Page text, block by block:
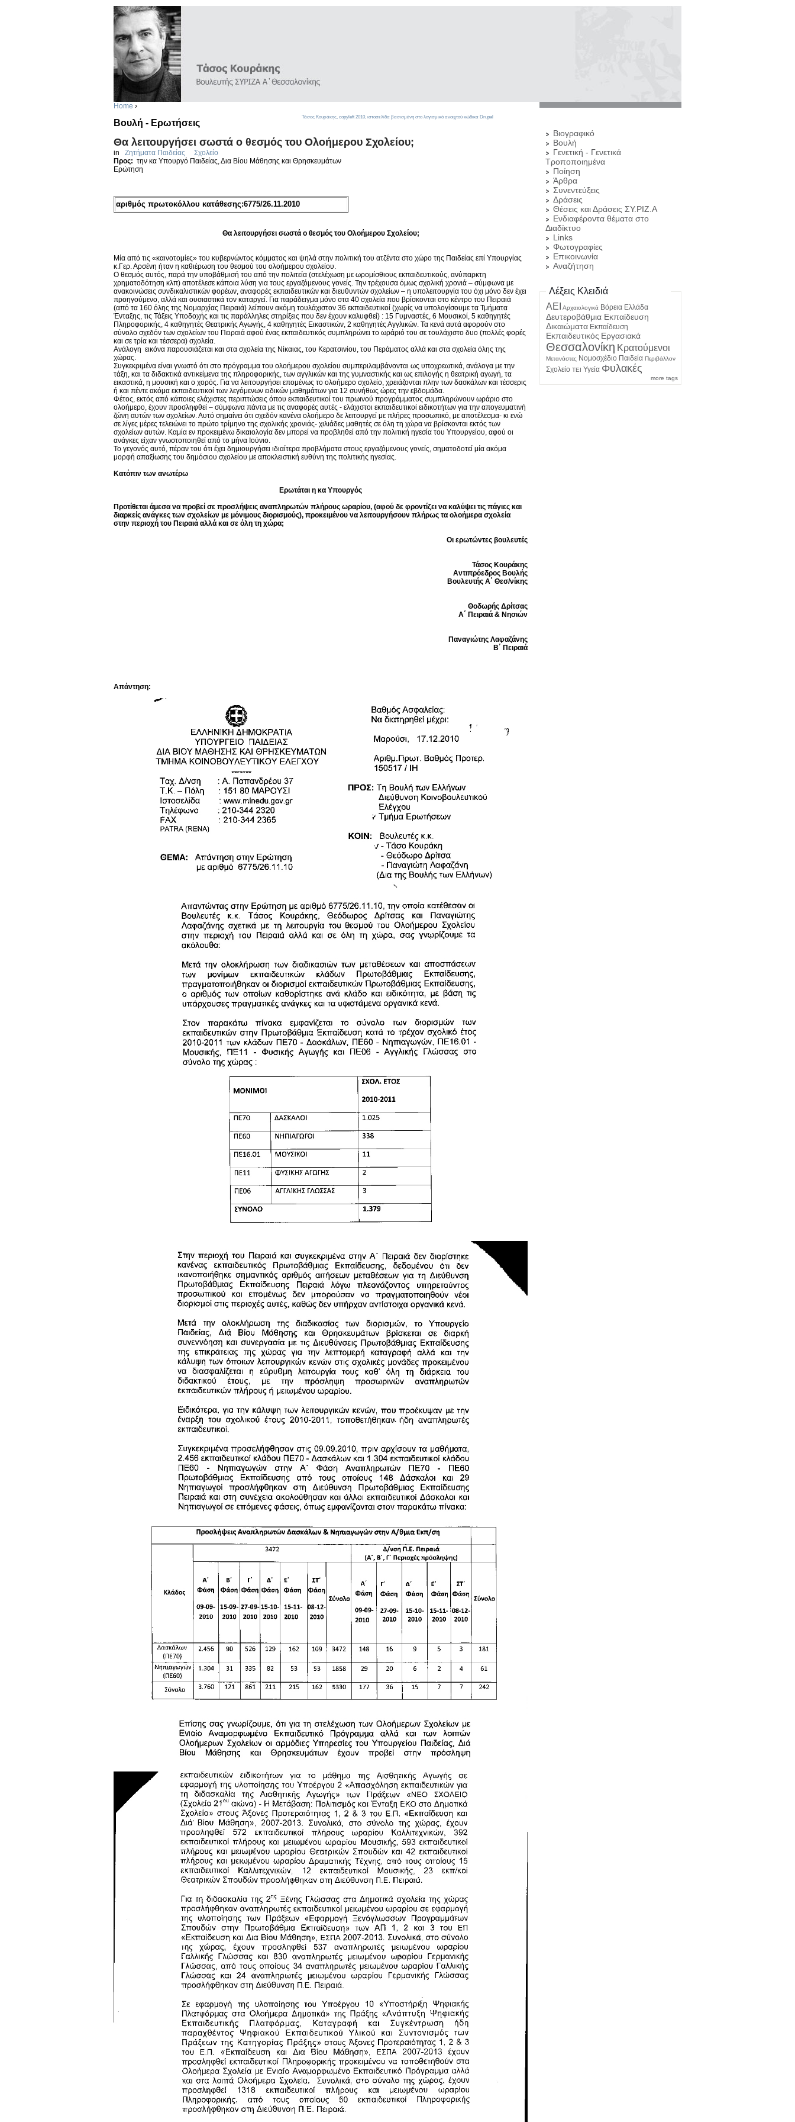
Home ›
Βουλή - Ερωτήσεις
Θα λειτουργήσει σωστά ο θεσμός του Ολοήμερου Σχολείου;
in Ζητήματα Παιδείας
Σχολείο
Προς: την κα Υπουργό Παιδείας, Δια Βίου Μάθησης και Θρησκευμάτων
Ερώτηση
αριθμός πρωτοκόλλου κατάθεσης:6775/26.11.2010
Θα λειτουργήσει σωστά ο θεσμός του Ολοήμερου Σχολείου;
Μία από τις «καινοτομίες» του κυβερνώντος κόμματος και ψηλά στην πολιτική του ατζέντα στο χώρο της Παιδείας επί Υπουργίας
κ.Γερ. Αρσένη ήταν η καθιέρωση του θεσμού του ολοήμερου σχολείου.
Ο θεσμός αυτός, παρά την υποβάθμισή του από την πολιτεία (στελέχωση με ωρομίσθιους εκπαιδευτικούς, ανύπαρκτη
χρηματοδότηση κλπ) αποτέλεσε κάποια λύση για τους εργαζόμενους γονείς. Την τρέχουσα όμως σχολική χρονιά – σύμφωνα με
ανακοινώσεις συνδικαλιστικών φορέων, αναφορές εκπαιδευτικών και διευθυντών σχολείων – η υπολειτουργία του όχι μόνο δεν έχει
προηγούμενο, αλλά και ουσιαστικά τον καταργεί. Για παράδειγμα μόνο στα 40 σχολεία που βρίσκονται στο κέντρο του Πειραιά
(από τα 160 όλης της Νομαρχίας Πειραιά) λείπουν ακόμη τουλάχιστον 36 εκπαιδευτικοί (χωρίς να υπολογίσουμε τα Τμήματα
Ένταξης, τις Τάξεις Υποδοχής και τις παράλληλες στηρίξεις που δεν έχουν καλυφθεί) : 15 Γυμναστές, 6 Μουσικοί, 5 καθηγητές
Πληροφορικής, 4 καθηγητές Θεατρικής Αγωγής, 4 καθηγητές Εικαστικών, 2 καθηγητές Αγγλικών. Τα κενά αυτά αφορούν στο
σύνολο σχεδόν των σχολείων του Πειραιά αφού ένας εκπαιδευτικός συμπληρώνει το ωράριό του σε τουλάχιστο δυο (πολλές φορές
και σε τρία και τέσσερα) σχολεία.
Ανάλογη εικόνα παρουσιάζεται και στα σχολεία της Νίκαιας, του Κερατσινίου, του Περάματος αλλά και στα σχολεία όλης της
χώρας.
Συγκεκριμένα είναι γνωστό ότι στο πρόγραμμα του ολοήμερου σχολείου συμπεριλαμβάνονται ως υποχρεωτικά, ανάλογα με την
τάξη, και τα διδακτικά αντικείμενα της πληροφορικής, των αγγλικών και της γυμναστικής και ως επιλογής η θεατρική αγωγή, τα
εικαστικά, η μουσική και ο χορός. Για να λειτουργήσει επομένως το ολοήμερο σχολείο, χρειάζονται πλην των δασκάλων και τέσσερις
ή και πέντε ακόμα εκπαιδευτικοί των λεγόμενων ειδικών μαθημάτων για 12 συνήθως ώρες την εβδομάδα.
Φέτος, εκτός από κάποιες ελάχιστες περιπτώσεις όπου εκπαιδευτικοί του πρωινού προγράμματος συμπληρώνουν ωράριο στο
ολοήμερο, έχουν προσληφθεί – σύμφωνα πάντα με τις αναφορές αυτές - ελάχιστοι εκπαιδευτικοί ειδικοτήτων για την απογευματινή
ζώνη αυτών των σχολείων. Αυτό σημαίνει ότι σχεδόν κανένα ολοήμερο δε λειτουργεί με πλήρες προσωπικό, με αποτέλεσμα- κι ενώ
σε λίγες μέρες τελειώνει το πρώτο τρίμηνο της σχολικής χρονιάς- χιλιάδες μαθητές σε όλη τη χώρα να βρίσκονται εκτός των
σχολείων αυτών. Καμία εν προκειμένω δικαιολογία δεν μπορεί να προβληθεί από την πολιτική ηγεσία του Υπουργείου, αφού οι
ανάγκες είχαν γνωστοποιηθεί από το μήνα Ιούνιο.
Το γεγονός αυτό, πέραν του ότι έχει δημιουργήσει ιδιαίτερα προβλήματα στους εργαζόμενους γονείς, σηματοδοτεί μία ακόμα
μορφή απαξίωσης του δημόσιου σχολείου με αποκλειστική ευθύνη της πολιτικής ηγεσίας.
Κατόπιν των ανωτέρω
Ερωτάται η κα Υπουργός
Προτίθεται άμεσα να προβεί σε προσλήψεις αναπληρωτών πλήρους ωραρίου, (αφού δε φροντίζει να καλύψει τις πάγιες και
διαρκείς ανάγκες των σχολείων με μόνιμους διορισμούς), προκειμένου να λειτουργήσουν πλήρως τα ολοήμερα σχολεία
στην περιοχή του Πειραιά αλλά και σε όλη τη χώρα;
Οι ερωτώντες βουλευτές
Τάσος Κουράκης
Αντιπρόεδρος Βουλής
Βουλευτής Α΄ Θεσ/νίκης
Θοδωρής Δρίτσας
Α΄ Πειραιά & Νησιών
Παναγιώτης Λαφαζάνης
Β΄ Πειραιά
Απάντηση:
Βιογραφικό
Βουλή
Γενετική - Γενετικά
Τροποποιημένα
Ποίηση
Άρθρα
Συνεντεύξεις
Δράσεις
Θέσεις και Δράσεις ΣΥ.ΡΙΖ.Α
Ενδιαφέροντα θέματα στο
Διαδίκτυο
Links
Φωτογραφίες
Επικοινωνία
Αναζήτηση
Λέξεις Κλειδιά
ΑΕΙ
Αρχαιολογικά Βόρεια Ελλάδα
Δευτεροβάθμια Εκπαίδευση
Δικαιώματα Εκπαίδευση
Εκπαιδευτικός Εργασιακά
Θεσσαλονίκη Κρατούμενοι
Μετανάστες Νομοσχέδιο Παιδεία Περιβάλλον
Σχολείο ΤΕΙ Υγεία Φυλακές
more tags
Τάσος Κουράκης, copyleft 2010, ιστοσελίδα βασισμένη στο λογισμικό ανοιχτού κώδικα Drupal